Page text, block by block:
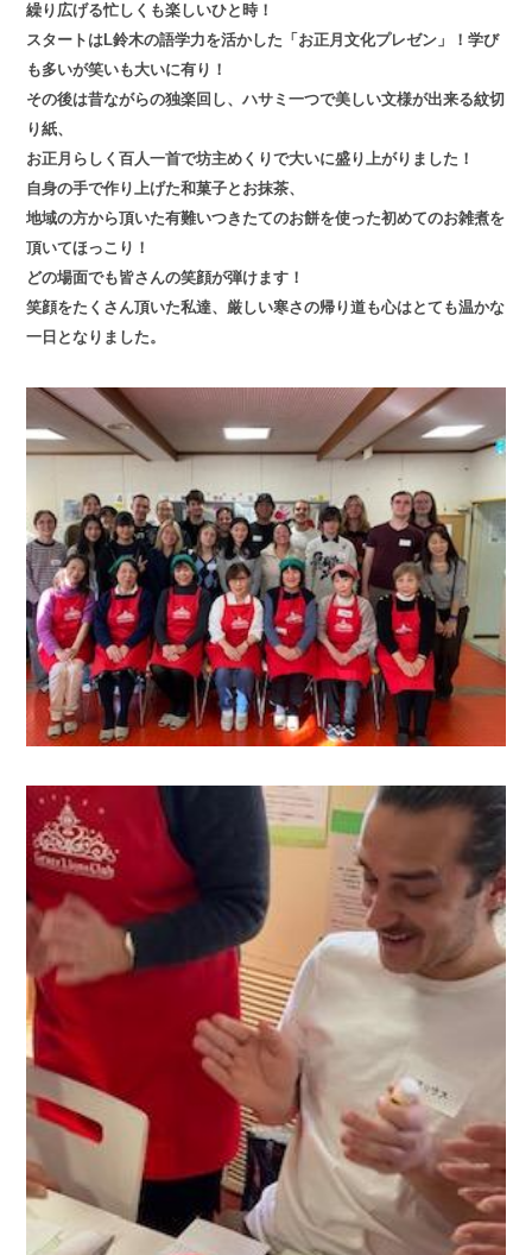
繰り広げる忙しくも楽しいひと時！
スタートはL鈴木の語学力を活かした「お正月文化プレゼン」！学び
も多いが笑いも大いに有り！
その後は昔ながらの独楽回し、ハサミ一つで美しい文様が出来る紋切
り紙、
お正月らしく百人一首で坊主めくりで大いに盛り上がりました！
自身の手で作り上げた和菓子とお抹茶、
地域の方から頂いた有難いつきたてのお餅を使った初めてのお雑煮を
頂いてほっこり！
どの場面でも皆さんの笑顔が弾けます！
笑顔をたくさん頂いた私達、厳しい寒さの帰り道も心はとても温かな
一日となりました。